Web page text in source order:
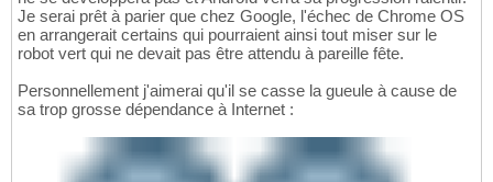
Je serai prêt à parier que chez Google, l'échec de Chrome OS
en arrangerait certains qui pourraient ainsi tout miser sur le
robot vert qui ne devait pas être attendu à pareille fête.
Personnellement j'aimerai qu'il se casse la gueule à cause de
sa trop grosse dépendance à Internet :